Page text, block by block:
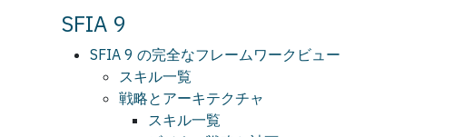
SFIA 9
SFIA 9 の完全なフレームワークビュー
スキル一覧
戦略とアーキテクチャ
スキル一覧